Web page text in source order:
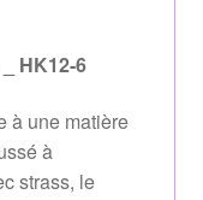
HK12-6
à une matière
à
strass, le